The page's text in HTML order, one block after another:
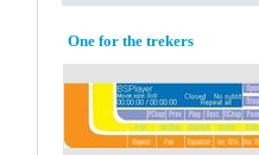
One for the trekers